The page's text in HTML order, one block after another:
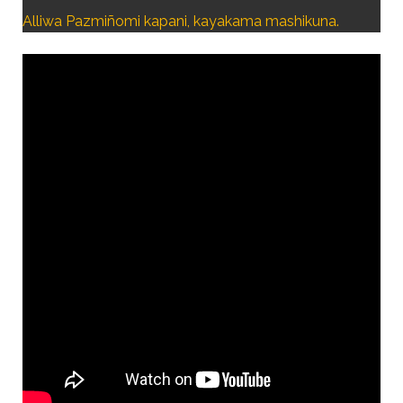
Alliwa Pazmiñomi kapani, kayakama mashikuna.